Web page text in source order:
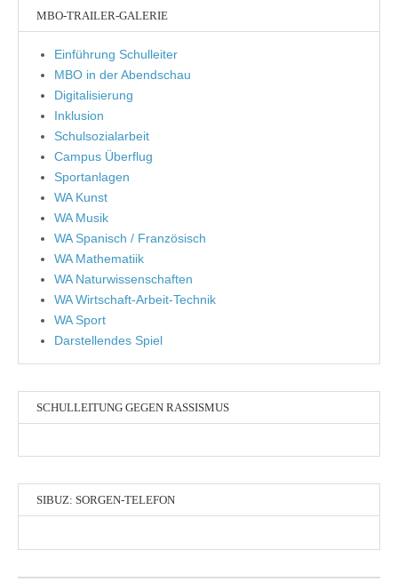
MBO-TRAILER-GALERIE
Einführung Schulleiter
MBO in der Abendschau
Digitalisierung
Inklusion
Schulsozialarbeit
Campus Überflug
Sportanlagen
WA Kunst
WA Musik
WA Spanisch / Französisch
WA Mathematiik
WA Naturwissenschaften
WA Wirtschaft-Arbeit-Technik
WA Sport
Darstellendes Spiel
SCHULLEITUNG GEGEN RASSISMUS
SIBUZ: SORGEN-TELEFON